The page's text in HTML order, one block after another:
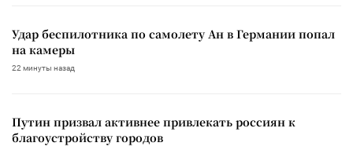
Удар беспилотника по самолету Ан в Германии попал
на камеры
22 минуты назад
Путин призвал активнее привлекать россиян к
благоустройству городов